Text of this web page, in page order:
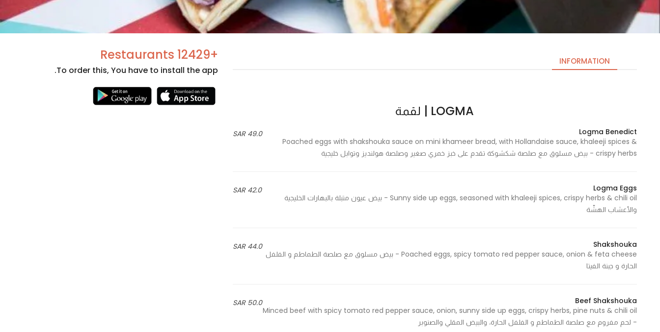
INFORMATION
LOGMA | لقمة
49.0 SAR
Logma Benedict
Poached eggs with shakshouka sauce on mini khameer bread, with Hollandaise sauce, khaleeji spices &
crispy herbs - بيض مسلوق مع صلصة شكشوكة تقدم على خبز خمري صغير وصلصة هولنديز وتوابل خليجية
42.0 SAR
Logma Eggs
Sunny side up eggs, seasoned with khaleeji spices, crispy herbs & chili oil - بيض عيون متبلة بالبهارات الخليجية
والأعشاب الهشّة
44.0 SAR
Shakshouka
Poached eggs, spicy tomato red pepper sauce, onion & feta cheese - بيض مسلوق مع صلصة الطماطم و الفلفل
الحارة و جبنة الفيتا
50.0 SAR
Beef Shakshouka
Minced beef with spicy tomato red pepper sauce, onion, sunny side up eggs, crispy herbs, pine nuts & chili oil
- لحم مفروم مع صلصة الطماطم و الفلفل الحارة، والبيض المقلي والصنوبر
+12429 Restaurants
To order this, You have to install the app.
cookies
are not
optional.
for the
website to
Statistics
In order for
the
website's
functionality